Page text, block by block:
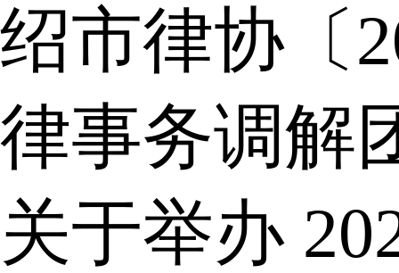
绍市律协〔
律事务调解
关于举办